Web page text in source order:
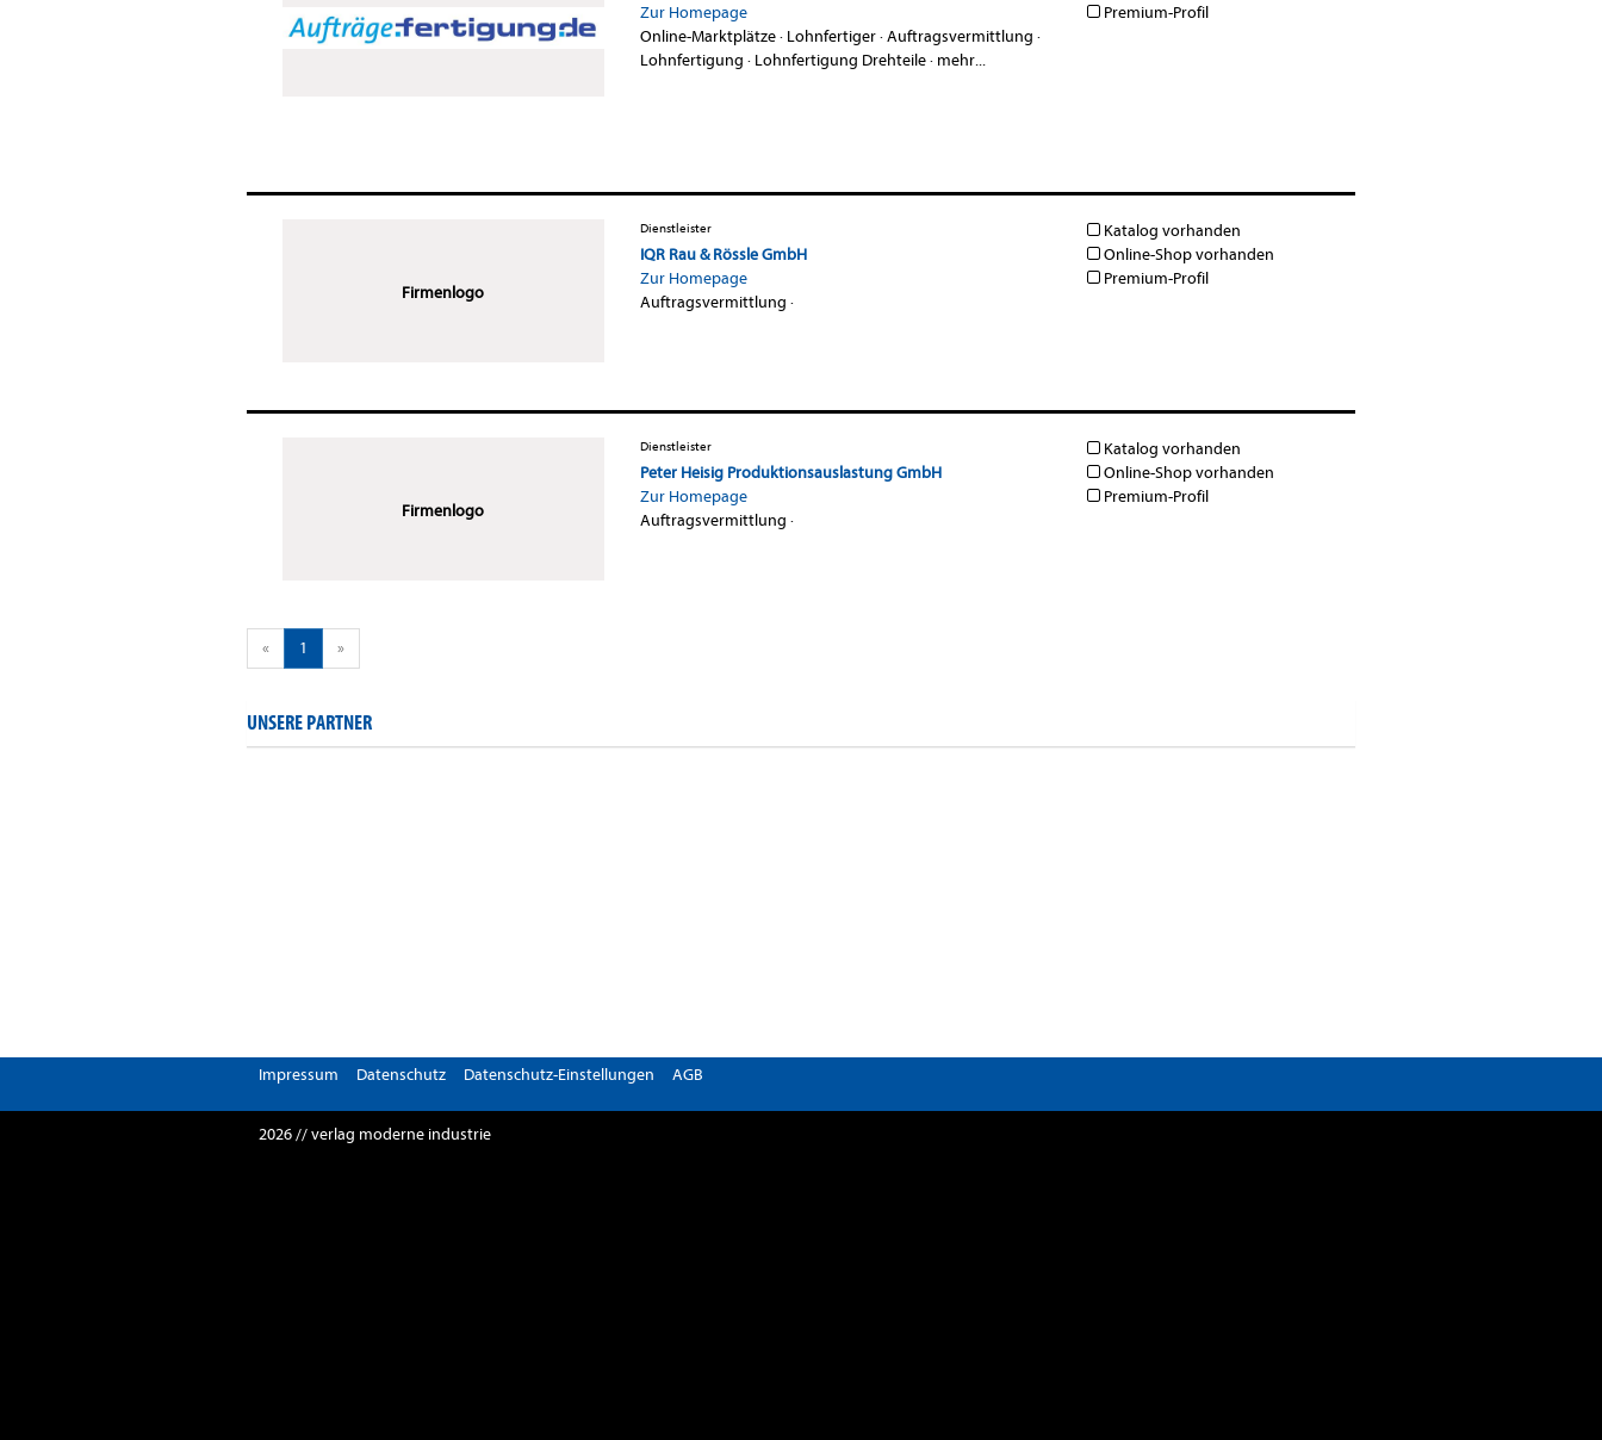
Zur Homepage
Online-Marktplätze· Lohnfertiger·Auftragsvermittlung ·
Lohnfertigung · Lohnfertigung Drehteile· mehr...
Premium-Profil
Firmenlogo
Dienstleister
IQR Rau & Rössle GmbH
Zur Homepage
Auftragsvermittlung ·
Katalog vorhanden
Online-Shop vorhanden
Premium-Profil
Firmenlogo
Dienstleister
Peter Heisig Produktionsauslastung GmbH
Zur Homepage
Auftragsvermittlung ·
Katalog vorhanden
Online-Shop vorhanden
Premium-Profil
« 1 »
UNSERE PARTNER
Impressum Datenschutz Datenschutz-Einstellungen AGB
2026 // verlag moderne industrie